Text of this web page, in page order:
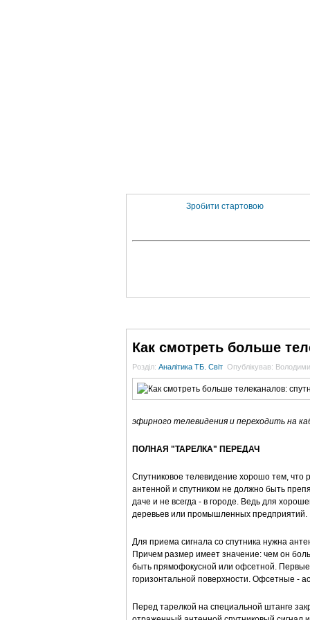
Зробити стартовою
Как смотреть больше
Розділ: Аналітика ТБ. Світ Опублікував:
эфирного телевидения и переходить на
ПОЛНАЯ "ТАРЕЛКА" ПЕРЕДАЧ
Спутниковое телевидение хорошо тем, что
антенной и спутником не должно быть
даче и не всегда - в городе. Ведь для
деревьев или промышленных предприятий.
Для приема сигнала со спутника нужна
Причем размер имеет значение: чем он
быть прямофокусной или офсетной.
горизонтальной поверхности. Офсетные -
Перед тарелкой на специальной штанге